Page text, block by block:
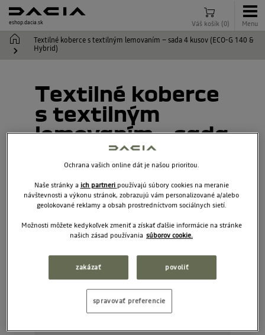
eshop.dacia.sk Váš košík (0) Menu
Textilné koberce s textilným lemovaním – sada 4 kusov (ECO-G 140 &
Hybrid)
Textilné koberce
s textilným
lemovaním – sada
4 kusov (ECO-G
140 & Hybrid)
7718004009
Ochrana vašich online dát je našou prioritou.
Naše stránky a ich partneri používajú súbory cookies na meranie
návštevnosti a výkonu stránok, zobrazujú vám personalizované a/alebo
geolokované reklamy a obsah prostredníctvom sociálnych sietí.
Možnosti môžete kedykoľvek zmeniť a získať ďalšie informácie na stránke
našich zásad používania súborov cookie.
zakázať povoliť
spravovať preferencie